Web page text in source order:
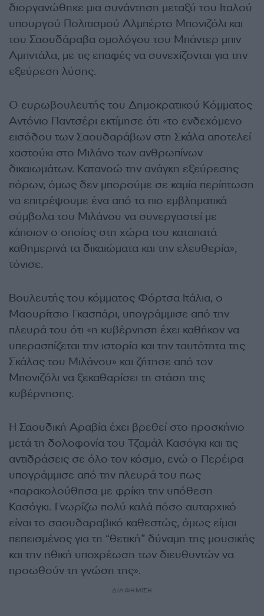
διοργανώθηκε μια συνάντηση μεταξύ του Ιταλού
υπουργού Πολιτισμού Αλμπέρτο Μπονιζόλι και
του Σαουδάραβα ομολόγου του Μπάντερ μπιν
Αμπντάλα, με τις επαφές να συνεχίζονται για την
εξεύρεση λύσης.
Ο ευρωβουλευτής του Δημοκρατικού Κόμματος
Αντόνιο Παντσέρι εκτίμησε ότι «το ενδεχόμενο
εισόδου των Σαουδαράβων στη Σκάλα αποτελεί
χαστούκι στο Μιλάνο των ανθρωπίνων
δικαιωμάτων. Κατανοώ την ανάγκη εξεύρεσης
πόρων, όμως δεν μπορούμε σε καμία περίπτωση
να επιτρέψουμε ένα από τα πιο εμβληματικά
σύμβολα του Μιλάνου να συνεργαστεί με
κάποιον ο οποίος στη χώρα του καταπατά
καθημερινά τα δικαιώματα και την ελευθερία»,
τόνισε.
Βουλευτής του κόμματος Φόρτσα Ιτάλια, ο
Μαουρίτσιο Γκασπάρι, υπογράμμισε από την
πλευρά του ότι «η κυβέρνηση έχει καθήκον να
υπερασπίζεται την ιστορία και την ταυτότητα της
Σκάλας του Μιλάνου» και ζήτησε από τον
Μπονιζόλι να ξεκαθαρίσει τη στάση της
κυβέρνησης.
Η Σαουδική Αραβία έχει βρεθεί στο προσκήνιο
μετά τη δολοφονία του Τζαμάλ Κασόγκι και τις
αντιδράσεις σε όλο τον κόσμο, ενώ ο Περέιρα
υπογράμμισε από την πλευρά του πως
«παρακολούθησα με φρίκη την υπόθεση
Κασόγκι. Γνωρίζω πολύ καλά πόσο αυταρχικό
είναι το σαουδαραβικό καθεστώς, όμως είμαι
πεπεισμένος για τη “θετική” δύναμη της μουσικής
και την ηθική υποχρέωση των διευθυντών να
προωθούν τη γνώση της».
ΔΙΑΦΗΜΙΣΗ